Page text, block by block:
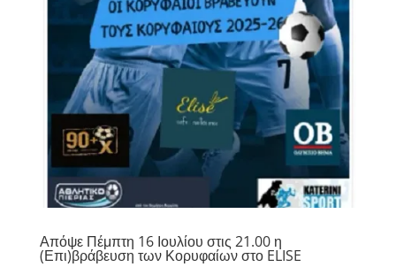
Απόψε Πέμπτη 16 Ιουλίου στις 21.00 η
(Επι)βράβευση των Κορυφαίων στο ELISE